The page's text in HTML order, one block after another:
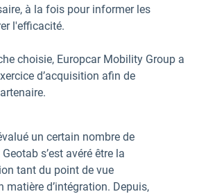
à la fois pour informer les
l'efficacité.
choisie, Europcar Mobility Group a
d’acquisition afin de
un certain nombre de
s’est avéré être la
tant du point de vue
matière d’intégration. Depuis,